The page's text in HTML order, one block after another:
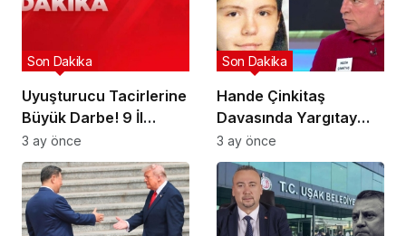
Uyuşturucu Tacirlerine
Büyük Darbe! 9 İl
Hedefte!
Son Dakika
3 ay önce
Hande Çinkitaş
Davasında Yargıtay
Kararı!
Son Dakika
3 ay önce